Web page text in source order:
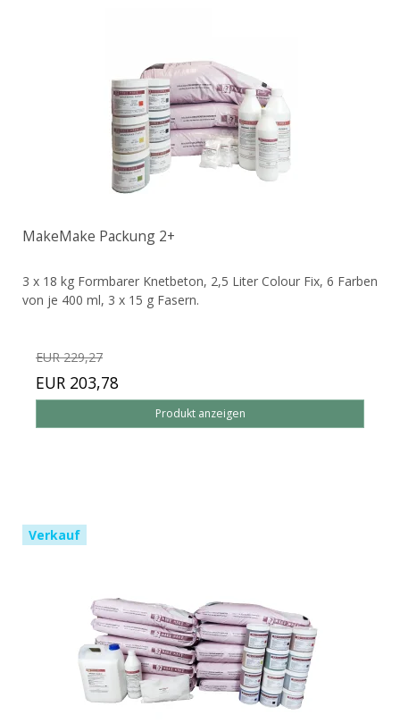
MakeMake Packung 2+
3 x 18 kg Formbarer Knetbeton, 2,5 Liter Colour Fix, 6 Farben
von je 400 ml, 3 x 15 g Fasern.
EUR 229,27
EUR 203,78
Produkt anzeigen
Verkauf